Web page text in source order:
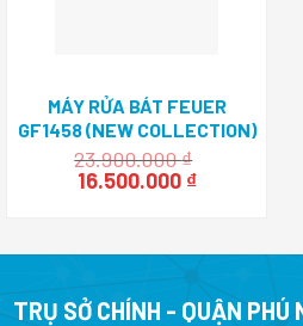
MÁY RỬA BÁT FEUER
GF1458 (NEW COLLECTION)
23.900.000₫
Giá
16.500.000 ₫Giá
TRỤ SỞ CHÍNH - QUẬN PHÚ